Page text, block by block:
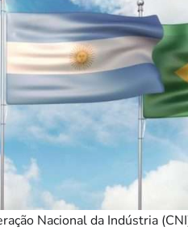
Nacional da Indústria